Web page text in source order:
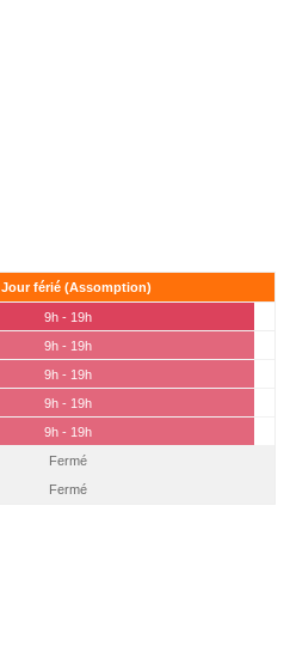
Jour férié (Assomption)
9h - 19h
9h - 19h
9h - 19h
9h - 19h
9h - 19h
Fermé
Fermé